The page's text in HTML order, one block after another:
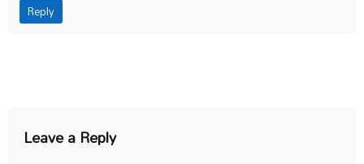
Reply
Leave a Reply